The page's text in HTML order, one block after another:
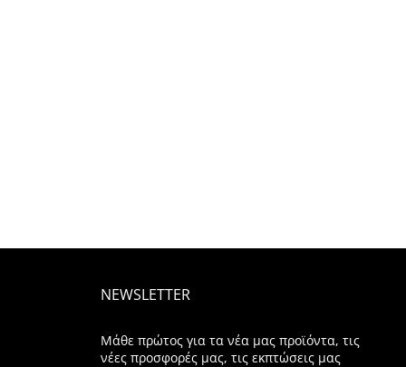
NEWSLETTER
Μάθε πρώτος για τα νέα μας προϊόντα, τις
νέες προσφορές μας, τις εκπτώσεις μας